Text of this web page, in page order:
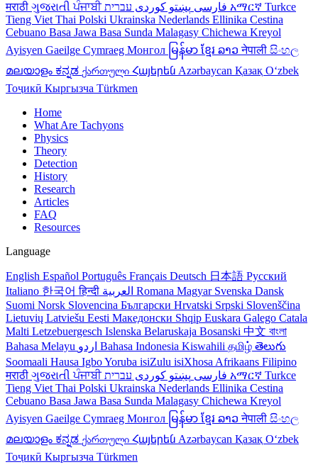
मराठी ગુજરાતીਪੰਜਾਬੀ فارسی پښتو کوردی አማርኛ Turkce
Tieng Viet Thai Polski Ukrainska Nederlands Ellinika Cestina
Cebuano Basa Jawa Basa Sunda Malagasy Chichewa Kreyol
Ayisyen Gaeilge Cymraeg Монгол မြန်မာ ខ្មែរ ລາວनेपाली සිංහල
മലയാളം ಕನ್ನಡ ქართული Հայերեն Azərbaycan Қазақ Oʻzbek
Тоҷикӣ Кыргызча Türkmen
Home
What Are Tachyons
Physics
Theory
Detection
History
Research
Articles
FAQ
Resources
Language
English Español Português Français Deutsch 日本語 Русский
Italiano 한국어हिन्दी Romana Magyar Svenska Dansk
Suomi Norsk Slovencina Български Hrvatski Srpski Slovenščina
Lietuvių Latviešu Eesti Македонски Shqip Euskara Galego Catala
Malti Letzebuergesch Islenska Belaruskaja Bosanski 中文 বাংলা
Bahasa Melayu
Bahasa Indonesia Kiswahili தமிழ் తెలుగు
Soomaali Hausa IgboYoruba isiZulu isiXhosa Afrikaans Filipino
मराठी ગુજરાતીਪੰਜਾਬੀ فارسی پښتو کوردی አማርኛ Turkce
Tieng Viet Thai Polski Ukrainska Nederlands Ellinika Cestina
Cebuano Basa Jawa Basa Sunda Malagasy Chichewa Kreyol
Ayisyen Gaeilge Cymraeg Монгол မြန်မာ ខ្មែរ ລາວनेपाली සිංහල
മലയാളം ಕನ್ನಡ ქართული Հայերեն Azərbaycan Қазақ Oʻzbek
Тоҷикӣ Кыргызча Türkmen